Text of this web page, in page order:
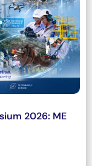
2026: ME